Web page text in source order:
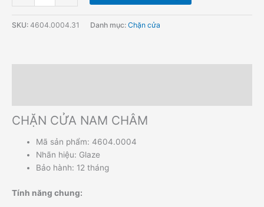
SKU: 4604.0004.31 Danh mục: Chặn cửa
CHẶN CỬA NAM CHÂM
Mã sản phẩm: 4604.0004
Nhãn hiệu: Glaze
Bảo hành: 12 tháng
Tính năng chung: